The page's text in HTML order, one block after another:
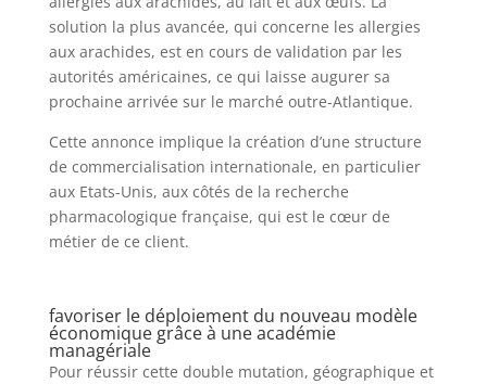
solution la plus avancée, qui concerne les allergies
aux arachides, est en cours de validation par les
autorités américaines, ce qui laisse augurer sa
prochaine arrivée sur le marché outre-Atlantique.
Cette annonce implique la création d’une structure
de commercialisation internationale, en particulier
aux Etats-Unis, aux côtés de la recherche
pharmacologique française, qui est le cœur de
métier de ce client.
favoriser le déploiement du nouveau modèle
économique grâce à une académie
managériale
Pour réussir cette double mutation, géographique et